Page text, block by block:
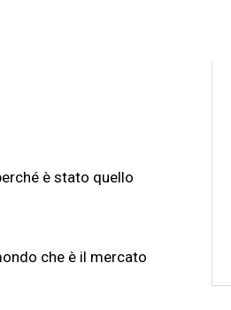
è stato quello
che è il mercato